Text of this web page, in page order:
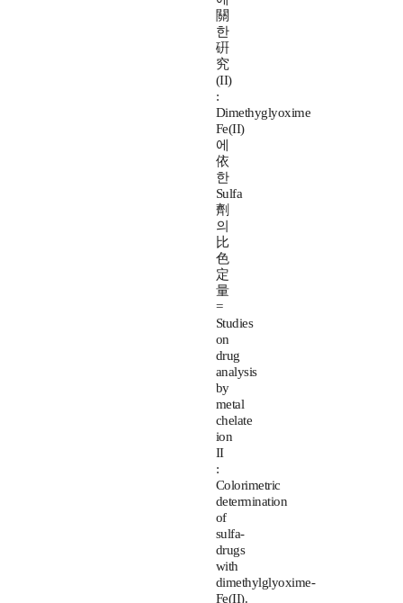
關
한
硏
究
(II)
:
Dimethyglyoxime
Fe(II)
에
依
한
Sulfa
劑
의
比
色
定
量
=
Studies
on
drug
analysis
by
metal
chelate
ion
II
:
Colorimetric
determination
of
sulfa-
drugs
with
dimethylglyoxime-
Fe(II).